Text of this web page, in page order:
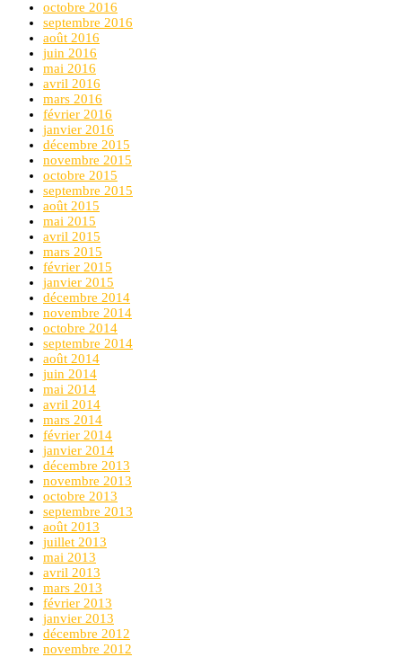
octobre 2016
septembre 2016
août 2016
juin 2016
mai 2016
avril 2016
mars 2016
février 2016
janvier 2016
décembre 2015
novembre 2015
octobre 2015
septembre 2015
août 2015
mai 2015
avril 2015
mars 2015
février 2015
janvier 2015
décembre 2014
novembre 2014
octobre 2014
septembre 2014
août 2014
juin 2014
mai 2014
avril 2014
mars 2014
février 2014
janvier 2014
décembre 2013
novembre 2013
octobre 2013
septembre 2013
août 2013
juillet 2013
mai 2013
avril 2013
mars 2013
février 2013
janvier 2013
décembre 2012
novembre 2012